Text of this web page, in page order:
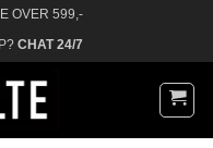
OVER 599,-
CHAT 24/7